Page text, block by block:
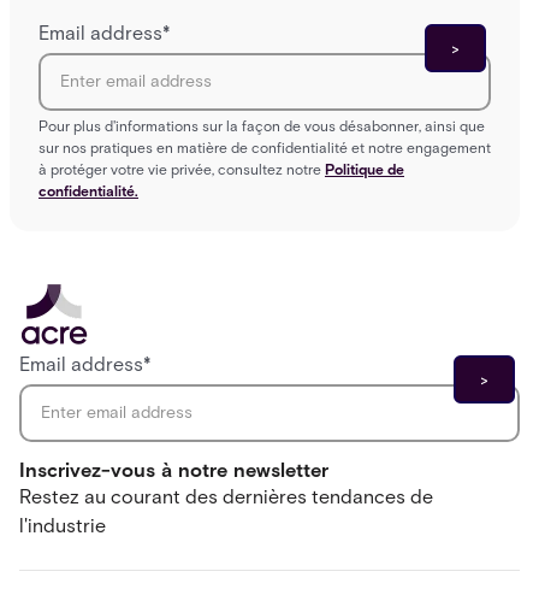
Email address*
Pour plus d'informations sur la façon de vous désabonner, ainsi que
sur nos pratiques en matière de confidentialité et notre engagement
à protéger votre vie privée, consultez notre Politique de
confidentialité.
Inscrivez-vous à notre newsletter
Restez au courant des dernières tendances de
l'industrie
Email address*